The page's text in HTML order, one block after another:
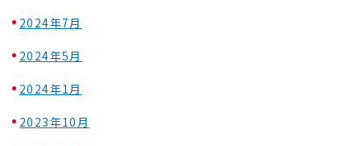
2024年7月
2024年5月
2024年1月
2023年10月